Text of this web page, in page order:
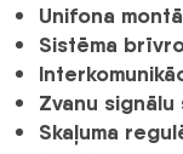
Unifona
Sistēma
Zvanu signālu
Skaļuma